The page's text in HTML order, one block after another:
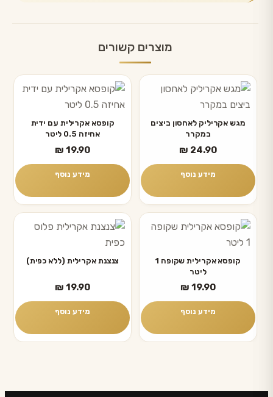
מוצרים קשורים
מגש אקריליק לאחסון ביצים
במקרר
₪ 24.90
מידע נוסף
קופסא אקרילית עם ידית
אחיזה 0.5 ליטר
₪ 19.90
מידע נוסף
קופסא אקרילית שקופה 1
ליטר
₪ 19.90
מידע נוסף
צנצנת אקרילית (ללא כפית)
₪ 19.90
מידע נוסף